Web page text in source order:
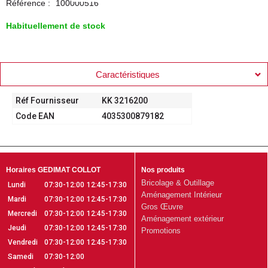
Référence : 100000516
Habituellement de stock
Caractéristiques
Réf Fournisseur
KK 3216200
Code EAN
4035300879182
Horaires GEDIMAT COLLOT
Lundi
07:30-12:00 12:45-17:30
Mardi
07:30-12:00 12:45-17:30
Mercredi
07:30-12:00 12:45-17:30
Jeudi
07:30-12:00 12:45-17:30
Vendredi
07:30-12:00 12:45-17:30
Samedi
07:30-12:00
Nos produits
Bricolage & Outillage
Aménagement Intérieur
Gros Œuvre
Aménagement extérieur
Promotions